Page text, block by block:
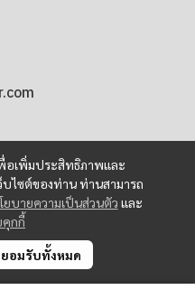
อเพิ่มประสิทธิภาพและ
ไซต์ของท่าน ท่านสามารถ
ยบายความเป็นส่วนตัว และ
คุกกี้
ยอมรับทั้งหมด